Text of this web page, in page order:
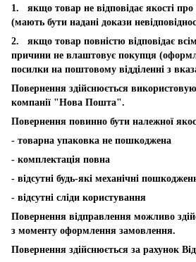
1. якщо товар не відповідає якості
(мають бути надані докази
2. якщо товар повністю відповідає
причини не влаштовує покупця
посилки на поштовому відділенні з
Повернення здійснюється
компанії "Нова Пошта".
Повернення повинно бути належної
- товарна упаковка не пошкоджена
- комплектація повна
- відсутні будь-які механічні
- відсутні сліди користування
Повернення відправлення можливо
з моменту оформлення замовлення.
Повернення здійснюється за рахунок